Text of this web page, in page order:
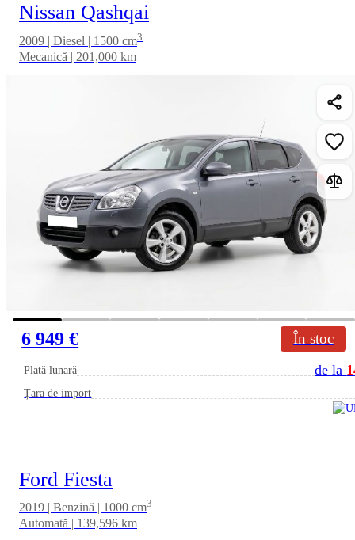
Nissan Qashqai
2009 | Diesel | 1500 cm3
Mecanică | 201,000 km
6 949 € În stoc
Plată lunară de la
Țara de import
Ford Fiesta
2019 | Benzină | 1000 cm3
Automată | 139,596 km